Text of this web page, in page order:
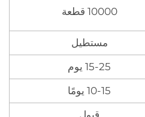
10000 قطعة
مستطيل
15-25 يوم
10-15 يومًا
قبول